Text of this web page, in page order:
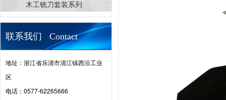
木工铣刀套装系列
联系我们 Contact
地址：浙江省乐清市清江镇西沿工业
区
电话：0577-62265666